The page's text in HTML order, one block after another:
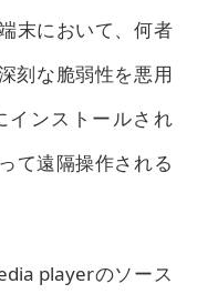
末において、何者
刻な脆弱性を悪用
インストールされ
て遠隔操作される
playerのソース